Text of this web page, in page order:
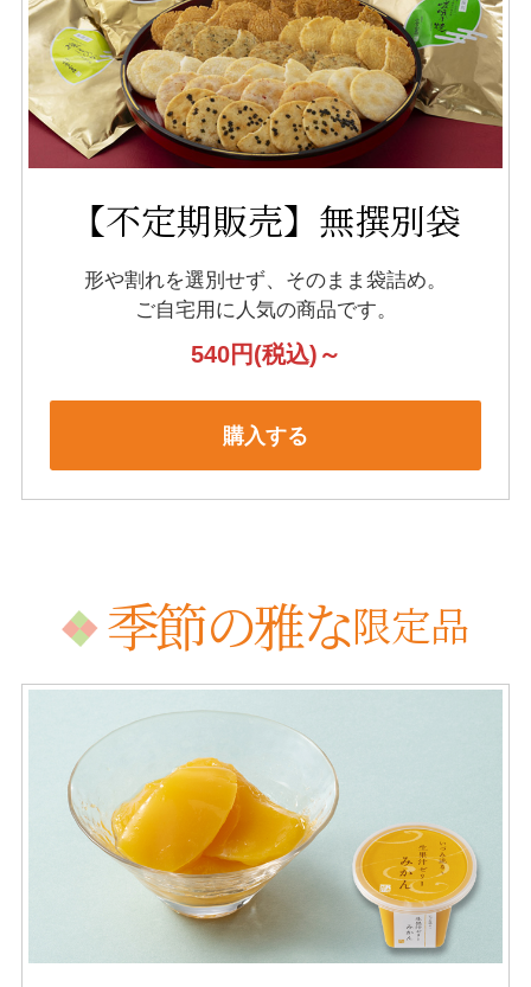
【不定期販売】無撰別袋
形や割れを選別せず、そのまま袋詰め。
ご自宅用に人気の商品です。
540円(税込)～
購入する
季節の雅な限定品